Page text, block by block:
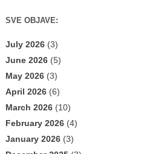
SVE OBJAVE:
July 2026 (3)
June 2026 (5)
May 2026 (3)
April 2026 (6)
March 2026 (10)
February 2026 (4)
January 2026 (3)